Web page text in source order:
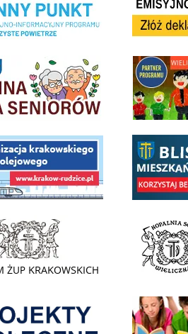
Rady Seniorow - Wieliczka link do strony -
Funduszu Społecznego
budowy linii kolejowej Krakow Rudzicelink do opisu
- Muzeum Żup Krakowskich Wieliczka link do strony
Informacja o